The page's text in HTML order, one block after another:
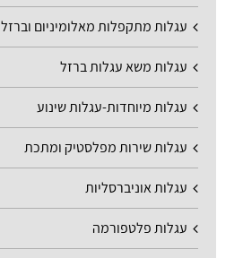
עגלות מתקפלות מאלומיניום וברזל
עגלות משא עגלות ברזל
עגלות מיוחדות-עגלות שינוע
עגלות שירות מפלסטיק ומתכת
עגלות אוניברסליות
עגלות פלטפורמה